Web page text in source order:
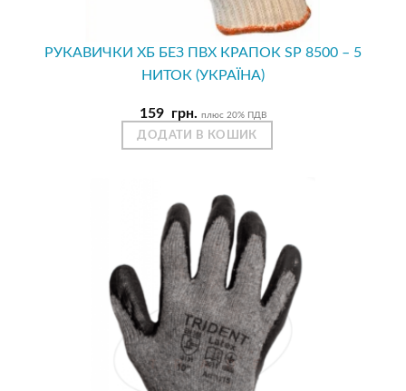
РУКАВИЧКИ ХБ БЕЗ ПВХ КРАПОК SP 8500 – 5
НИТОК (УКРАЇНА)
159 грн. плюс 20% ПДВ
ДОДАТИ В КОШИК